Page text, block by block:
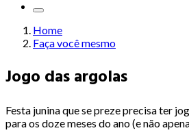
Home
Faça você mesmo
Jogo das argolas
Festa junina que se preze precisa ter
para os doze meses do ano (e não